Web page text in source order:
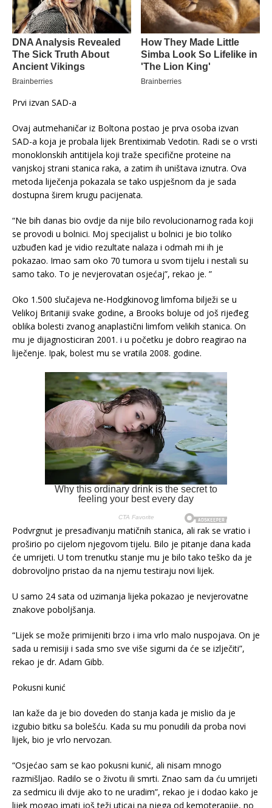
Prvi izvan SAD-a
Ovaj autmehaničar iz Boltona postao je prva osoba izvan
SAD-a koja je probala lijek Brentiximab Vedotin. Radi se o vrsti
monoklonskih antitijela koji traže specifične proteine na
vanjskoj strani stanica raka, a zatim ih uništava iznutra. Ova
metoda liječenja pokazala se tako uspješnom da je sada
dostupna širem krugu pacijenata.
“Ne bih danas bio ovdje da nije bilo revolucionarnog rada koji
se provodi u bolnici. Moj specijalist u bolnici je bio toliko
uzbuđen kad je vidio rezultate nalaza i odmah mi ih je
pokazao. Imao sam oko 70 tumora u svom tijelu i nestali su
samo tako. To je nevjerovatan osjećaj”, rekao je. ”
Oko 1.500 slučajeva ne-Hodgkinovog limfoma bilježi se u
Velikoj Britaniji svake godine, a Brooks boluje od još rijeđeg
oblika bolesti zvanog anaplastični limfom velikih stanica. On
mu je dijagnosticiran 2001. i u početku je dobro reagirao na
liječenje. Ipak, bolest mu se vratila 2008. godine.
Podvrgnut je presađivanju matičnih stanica, ali rak se vratio i
proširio po cijelom njegovom tijelu. Bilo je pitanje dana kada
će umrijeti. U tom trenutku stanje mu je bilo tako teško da je
dobrovoljno pristao da na njemu testiraju novi lijek.
U samo 24 sata od uzimanja lijeka pokazao je nevjerovatne
znakove poboljšanja.
“Lijek se može primijeniti brzo i ima vrlo malo nuspojava. On je
sada u remisiji i sada smo sve više sigurni da će se izlječiti”,
rekao je dr. Adam Gibb.
Pokusni kunić
Ian kaže da je bio doveden do stanja kada je mislio da je
izgubio bitku sa bolešću. Kada su mu ponudili da proba novi
lijek, bio je vrlo nervozan.
“Osjećao sam se kao pokusni kunić, ali nisam mnogo
razmišljao. Radilo se o životu ili smrti. Znao sam da ću umrijeti
za sedmicu ili dvije ako to ne uradim”, rekao je i dodao kako je
lijek mogao imati još teži uticaj na njega od kemoterapije, no